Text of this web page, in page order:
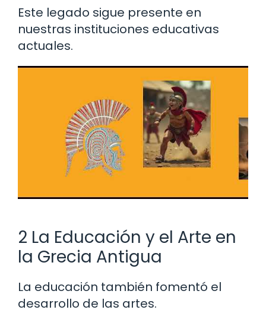
Este legado sigue presente en
nuestras instituciones educativas
actuales.
2 La Educación y el Arte en
la Grecia Antigua
La educación también fomentó el
desarrollo de las artes.